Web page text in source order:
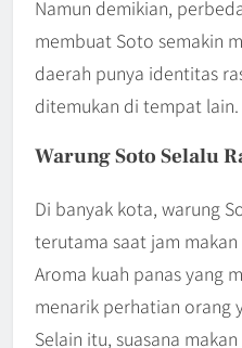
Namun demikian,
membuat Soto semakin
daerah punya identitas
ditemukan di tempat lain.
Warung Soto Selalu
Di banyak kota, warung
terutama saat jam
Aroma kuah panas yang
menarik perhatian orang
Selain itu, suasana